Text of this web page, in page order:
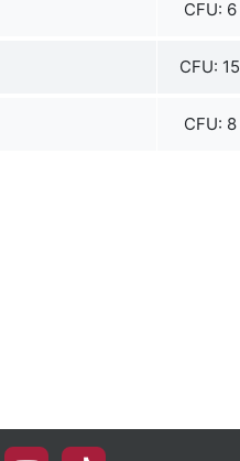
CFU: 6
CFU: 15
CFU: 8